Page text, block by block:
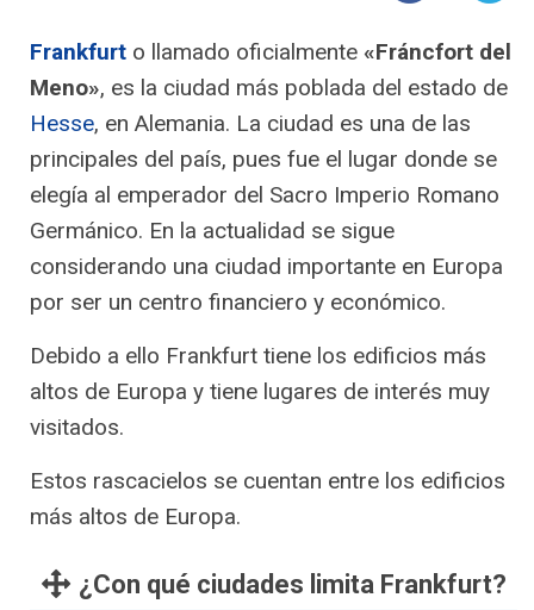
Frankfurt o llamado oficialmente «Fráncfort del
Meno», es la ciudad más poblada del estado de
Hesse, en Alemania. La ciudad es una de las
principales del país, pues fue el lugar donde se
elegía al emperador del Sacro Imperio Romano
Germánico. En la actualidad se sigue
considerando una ciudad importante en Europa
por ser un centro financiero y económico.
Debido a ello Frankfurt tiene los edificios más
altos de Europa y tiene lugares de interés muy
visitados.
Estos rascacielos se cuentan entre los edificios
más altos de Europa.
¿Con qué ciudades limita Frankfurt?